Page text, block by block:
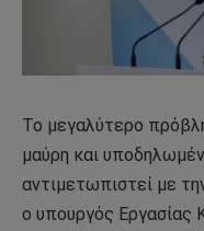
Το μεγαλύτερο
μαύρη και
αντιμετωπιστεί με
ο υπουργός Εργασίας